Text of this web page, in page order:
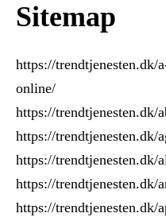
Sitemap
https://
online/
https://trendtjenesten.dk/
https://trendtjenesten.dk/
https://trendtjenesten.dk/
https://trendtjenesten.dk/
https://trendtjenesten.dk/